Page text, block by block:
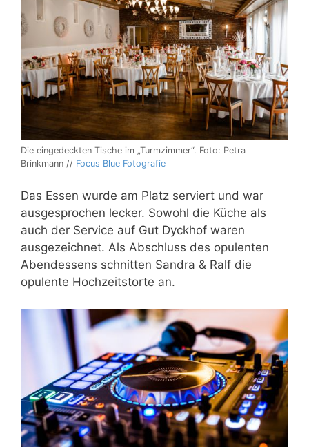
Die eingedeckten Tische im „Turmzimmer“. Foto: Petra
Brinkmann // Focus Blue Fotografie
Das Essen wurde am Platz serviert und war
ausgesprochen lecker. Sowohl die Küche als
auch der Service auf Gut Dyckhof waren
ausgezeichnet. Als Abschluss des opulenten
Abendessens schnitten Sandra & Ralf die
opulente Hochzeitstorte an.